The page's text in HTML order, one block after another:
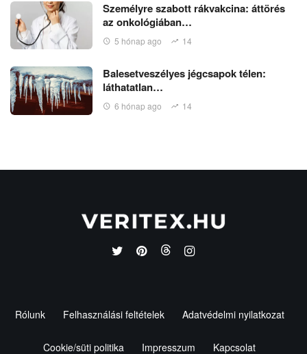
Személyre szabott rákvakcina: áttörés
az onkológiában…
5 hónap ago 14
Balesetveszélyes jégcsapok télen:
láthatatlan…
6 hónap ago 14
Rólunk Felhasználási feltételek Adatvédelmi nyilatkozat
Cookie/süti politika Impresszum Kapcsolat